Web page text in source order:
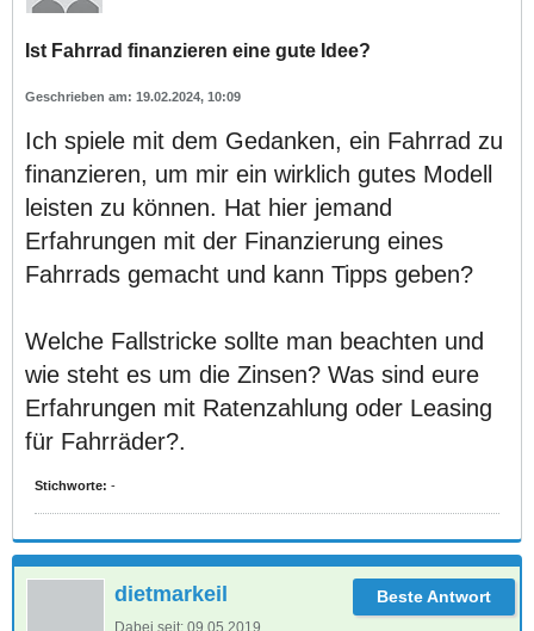
Ist Fahrrad finanzieren eine gute Idee?
19.02.2024, 10:09
Ich spiele mit dem Gedanken, ein Fahrrad zu
finanzieren, um mir ein wirklich gutes Modell
leisten zu können. Hat hier jemand
Erfahrungen mit der Finanzierung eines
Fahrrads gemacht und kann Tipps geben?
Welche Fallstricke sollte man beachten und
wie steht es um die Zinsen? Was sind eure
Erfahrungen mit Ratenzahlung oder Leasing
für Fahrräder?.
Stichworte: -
dietmarkeil
Dabei seit: 09.05.2019